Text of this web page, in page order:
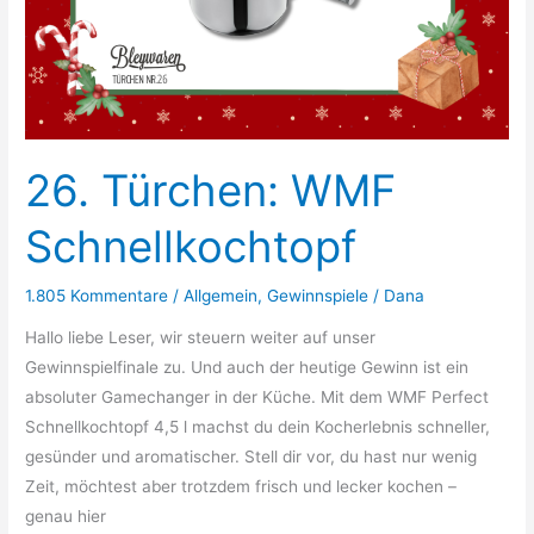
26. Türchen: WMF
Schnellkochtopf
1.805 Kommentare /Allgemein,Gewinnspiele / Dana
Hallo liebe Leser, wir steuern weiter auf unser
Gewinnspielfinale zu. Und auch der heutige Gewinn ist ein
absoluter Gamechanger in der Küche. Mit dem WMF Perfect
Schnellkochtopf 4,5 l machst du dein Kocherlebnis schneller,
gesünder und aromatischer. Stell dir vor, du hast nur wenig
Zeit, möchtest aber trotzdem frisch und lecker kochen –
genau hier